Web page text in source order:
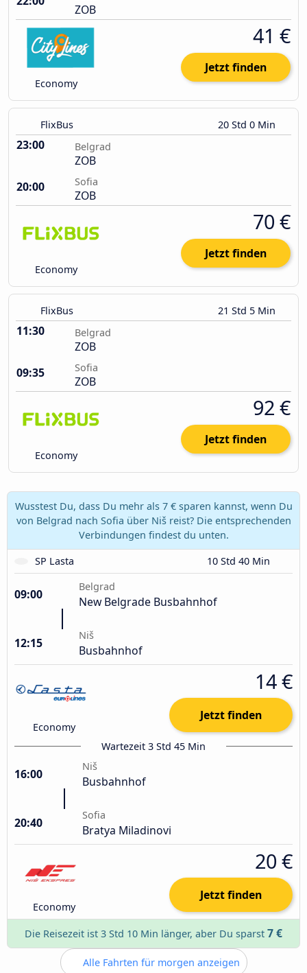
ZOB
Economy
41 €
Jetzt finden
FlixBus 20 Std 0 Min
23:00 Belgrad
ZOB
20:00
Sofia
ZOB
Economy
70 €
Jetzt finden
FlixBus 21 Std 5 Min
11:30 Belgrad
ZOB
09:35
Sofia
ZOB
Economy
92 €
Jetzt finden
Wusstest Du, dass Du mehr als 7 € sparen kannst, wenn Du
von Belgrad nach Sofia über Niš reist? Die entsprechenden
Verbindungen findest du unten.
SP Lasta
10 Std 40 Min
09:00
Belgrad
New Belgrade Busbahnhof
12:15
Niš
Busbahnhof
Economy
14 €
Jetzt finden
Wartezeit 3 Std 45 Min
16:00
Niš
Busbahnhof
20:40
Sofia
Bratya Miladinovi
Economy
20 €
Jetzt finden
Die Reisezeit ist 3 Std 10 Min länger, aber Du sparst 7 €
Alle Fahrten für morgen anzeigen